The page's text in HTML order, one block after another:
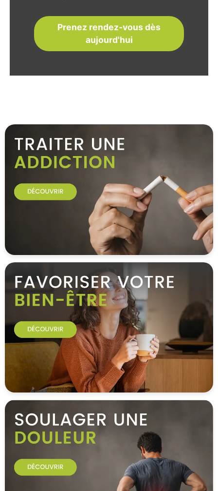
Prenez rendez-vous dès
aujourd'hui